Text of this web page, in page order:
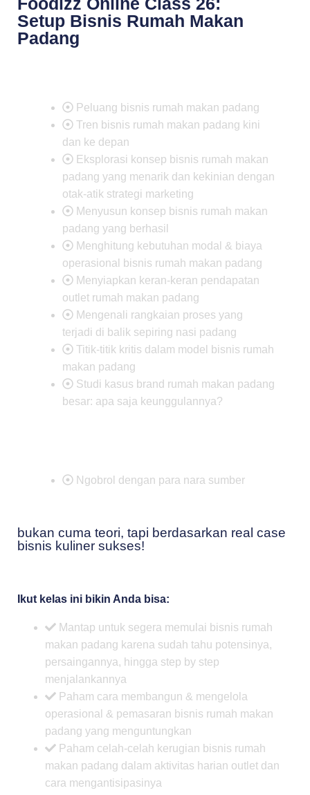
Setup Bisnis Rumah Makan
Padang
Peluang bisnis rumah makan padang
Tren bisnis rumah makan padang kini
dan ke depan
Eksplorasi konsep bisnis rumah makan
padang yang menarik dan kekinian dengan
otak-atik strategi marketing
Menyusun konsep bisnis rumah makan
padang yang berhasil
Menghitung kebutuhan modal & biaya
operasional bisnis rumah makan padang
Menyiapkan keran-keran pendapatan
outlet rumah makan padang
Mengenali rangkaian proses yang
terjadi di balik sepiring nasi padang
Titik-titik kritis dalam model bisnis rumah
makan padang
Studi kasus brand rumah makan padang
besar: apa saja keunggulannya?
Ngobrol dengan para nara sumber
bukan cuma teori, tapi berdasarkan real case
bisnis kuliner sukses!
Ikut kelas ini bikin Anda bisa:
Mantap untuk segera memulai bisnis rumah
makan padang karena sudah tahu potensinya,
persaingannya, hingga step by step
menjalankannya
Paham cara membangun & mengelola
operasional & pemasaran bisnis rumah makan
padang yang menguntungkan
Paham celah-celah kerugian bisnis rumah
makan padang dalam aktivitas harian outlet dan
cara mengantisipasinya